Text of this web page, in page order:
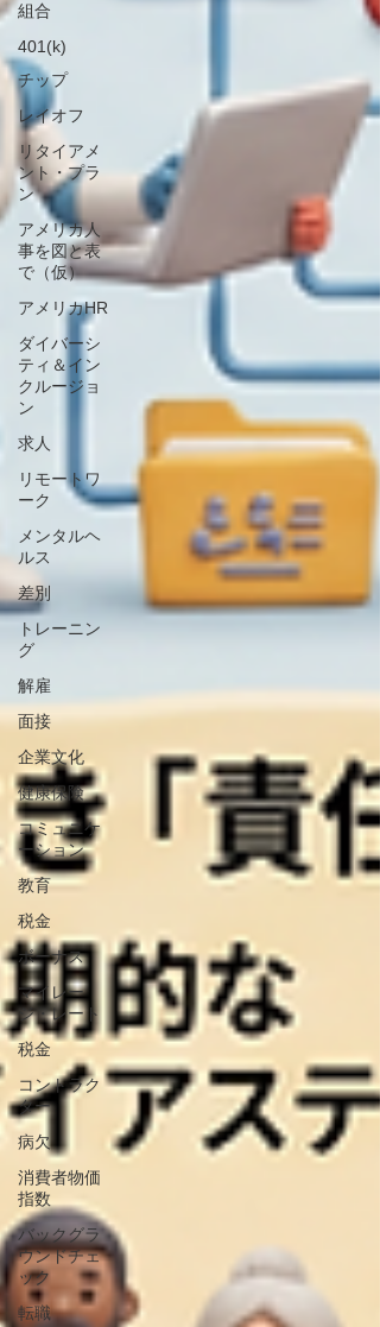
組合
401(k)
チップ
レイオフ
リタイアメ
ント・プラ
ン
アメリカ人
事を図と表
で（仮）
アメリカHR
ダイバーシ
ティ＆イン
クルージョ
ン
求人
リモートワ
ーク
メンタルヘ
ルス
差別
トレーニン
グ
解雇
面接
企業文化
健康保険
コミュニケ
ーション
教育
税金
ボーナス
マイレー
ジ・レート
税金
コントラク
ター
病欠
消費者物価
指数
バックグラ
ウンドチェ
ック
転職